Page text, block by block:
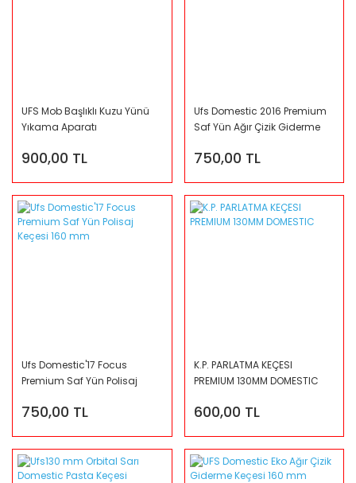
UFS Mob Başlıklı Kuzu Yünü
Yıkama Aparatı
900,00 TL
Ufs Domestic 2016 Premium
Saf Yün Ağır Çizik Giderme
750,00 TL
Ufs Domestic'17 Focus
Premium Saf Yün Polisaj
750,00 TL
K.P. PARLATMA KEÇESI
PREMIUM 130MM DOMESTIC
600,00 TL